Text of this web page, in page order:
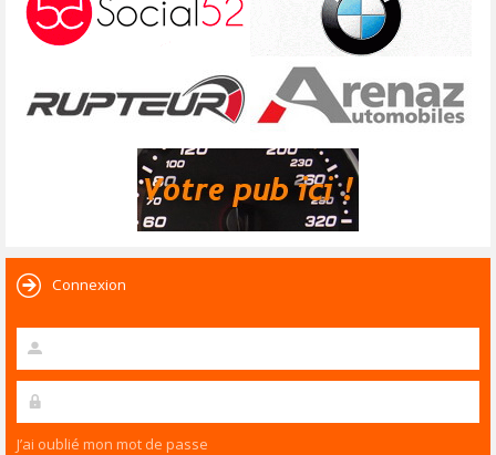
Connexion
J’ai oublié mon mot de passe